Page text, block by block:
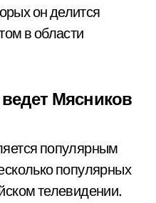
он делится
в области
Мясников
популярным
популярных
телевидении.